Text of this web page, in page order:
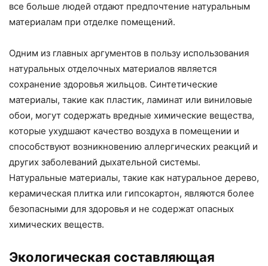
все больше людей отдают предпочтение натуральным
материалам при отделке помещений.
Одним из главных аргументов в пользу использования
натуральных отделочных материалов является
сохранение здоровья жильцов. Синтетические
материалы, такие как пластик, ламинат или виниловые
обои, могут содержать вредные химические вещества,
которые ухудшают качество воздуха в помещении и
способствуют возникновению аллергических реакций и
других заболеваний дыхательной системы.
Натуральные материалы, такие как натуральное дерево,
керамическая плитка или гипсокартон, являются более
безопасными для здоровья и не содержат опасных
химических веществ.
Экологическая составляющая